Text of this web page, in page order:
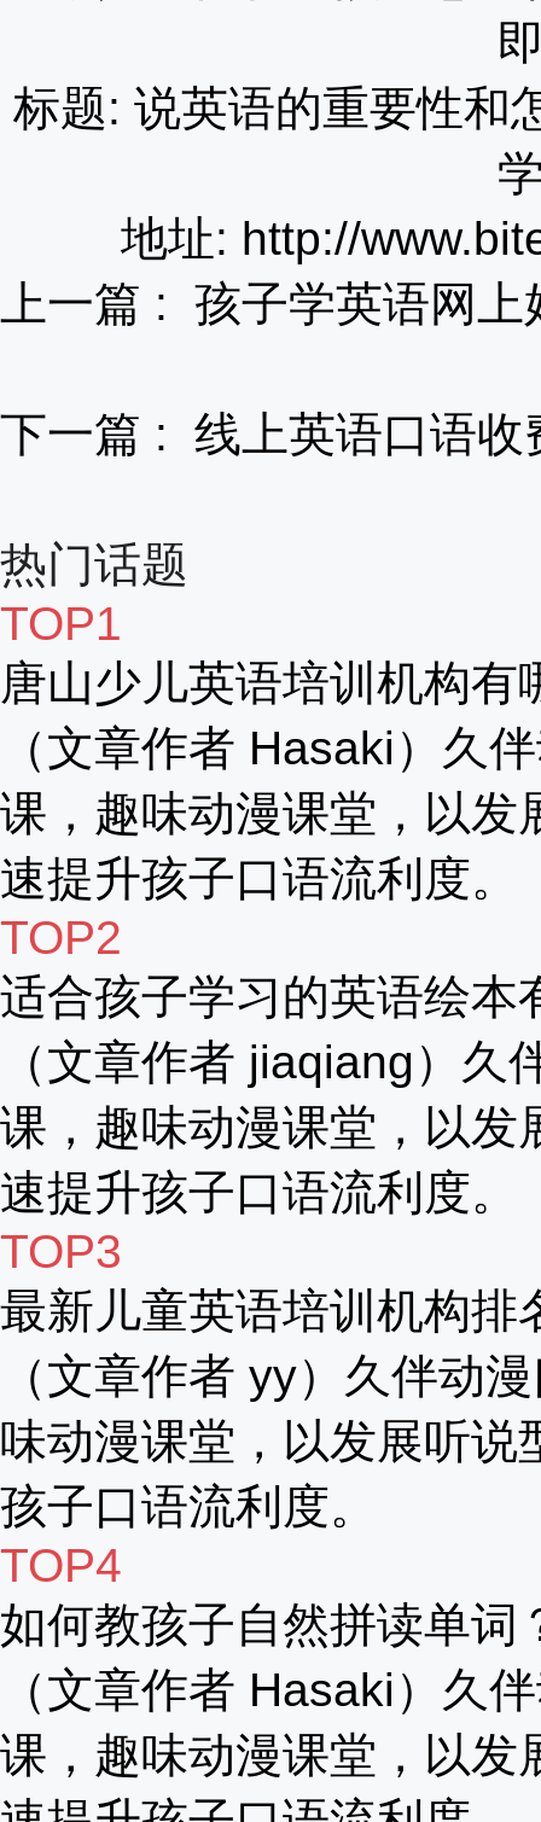
标题: 说英语的重要性和
地址: http://
上一篇 : 孩子学英语网
下一篇 : 线上英语口语
热门话题
TOP1
唐山少儿英语培训机构
（文章作者 Hasaki）久
课，趣味动漫课堂，以发
速提升孩子口语流利度。
TOP2
适合孩子学习的英语绘本
（文章作者 jiaqiang）
课，趣味动漫课堂，以发
速提升孩子口语流利度。
TOP3
最新儿童英语培训机构排
（文章作者 yy）久伴动
味动漫课堂，以发展听说
孩子口语流利度。
TOP4
如何教孩子自然拼读单词
（文章作者 Hasaki）久
课，趣味动漫课堂，以发